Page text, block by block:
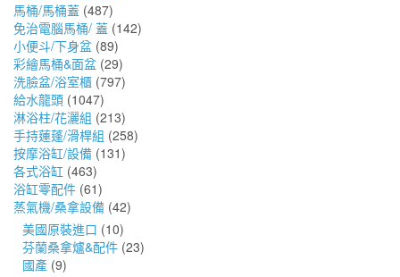
馬桶/馬桶蓋 (487)
免治電腦馬桶/ 蓋 (142)
小便斗/下身盆 (89)
彩繪馬桶&面盆 (29)
洗臉盆/浴室櫃 (797)
給水龍頭 (1047)
淋浴柱/花灑組 (213)
手持蓮蓬/滑桿組 (258)
按摩浴缸/設備 (131)
各式浴缸 (463)
浴缸零配件 (61)
蒸氣機/桑拿設備 (42)
美國原裝進口 (10)
芬蘭桑拿爐&配件 (23)
國產 (9)